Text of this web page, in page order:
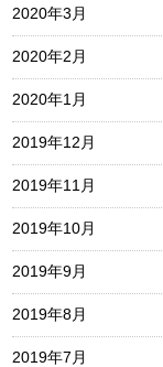
2020年3月
2020年2月
2020年1月
2019年12月
2019年11月
2019年10月
2019年9月
2019年8月
2019年7月